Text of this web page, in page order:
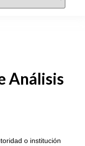
Análisis
o institución